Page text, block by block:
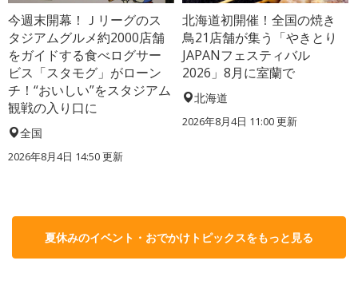
今週末開幕！Ｊリーグのス
タジアムグルメ約2000店舗
をガイドする食べログサー
ビス「スタモグ」がローン
チ！“おいしい”をスタジアム
観戦の入り口に
全国
2026年8月4日 14:50更新
北海道初開催！全国の焼き
鳥21店舗が集う「やきとり
JAPANフェスティバル
2026」8月に室蘭で
北海道
2026年8月4日 11:00更新
夏休みのイベント・おでかけトピックスをもっと見る